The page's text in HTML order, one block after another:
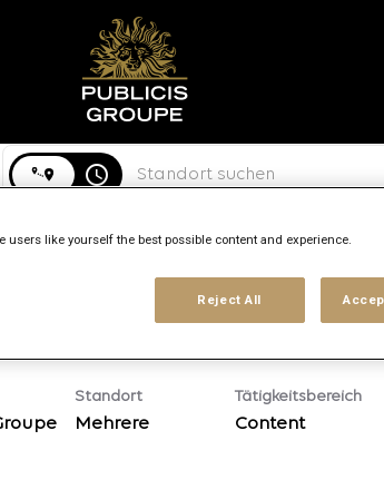
access_time
Standort
Mehrere
Tätigkeitsbereich
Content
users like yourself the best possible content and experience.
Reject All